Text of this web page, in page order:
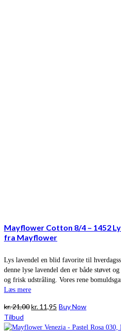
Mayflower Cotton 8/4 – 1452
fra Mayflower
Lys lavendel en blid favorite til
denne lyse lavendel den er både støvet
og frisk udstråling. Vores rene
Læs mere
kr.21,00Den
pris
kr. 11,95 Den
pris
Buy Now
Tilbud